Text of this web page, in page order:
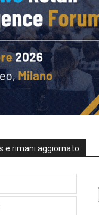
e rimani aggiornato